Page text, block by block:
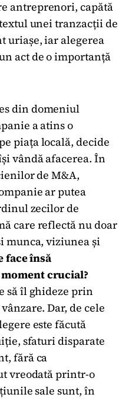
antreprenori, capătă
unei tranzacții de
uriașe, iar alegerea
act de o importanță
din domeniul
a atins o
piața locală, decide
vândă afacerea. În
de M&A,
ar putea
zecilor de
care reflectă nu doar
munca, viziunea și
face însă
crucial?
să îl ghideze prin
Dar, de cele
este făcută
sfaturi disparate
fără ca
vreodată printr-o
sale sunt, în